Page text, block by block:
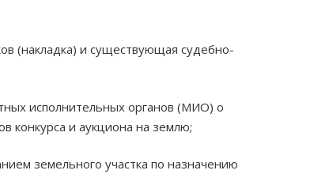
(накладка) и существующая судебно-
исполнительных органов (МИО) о
конкурса и аукциона на землю;
земельного участка по назначению